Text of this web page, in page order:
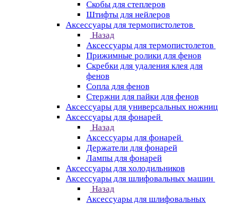
Скобы для степлеров
Штифты для нейлеров
Аксессуары для термопистолетов
Назад
Аксессуары для термопистолетов
Прижимные ролики для фенов
Скребки для удаления клея для
фенов
Сопла для фенов
Стержни для пайки для фенов
Аксессуары для универсальных ножниц
Аксессуары для фонарей
Назад
Аксессуары для фонарей
Держатели для фонарей
Лампы для фонарей
Аксессуары для холодильников
Аксессуары для шлифовальных машин
Назад
Аксессуары для шлифовальных